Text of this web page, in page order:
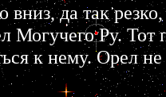
да так
Могучего Ру.
к нему. Орел